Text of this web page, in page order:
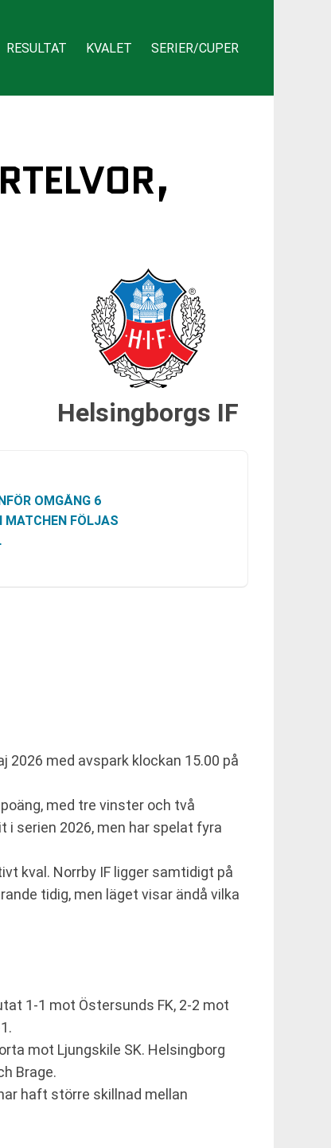
RESULTAT KVALET SERIER/CUPER
Helsingborgs IF
OMGÅNG 6
MATCHEN FÖLJAS
2026 med avspark klockan 15.00 på
med tre vinster och två
i serien 2026, men har spelat fyra
kval. Norrby IF ligger samtidigt på
tidig, men läget visar ändå vilka
1-1 mot Östersunds FK, 2-2 mot
mot Ljungskile SK. Helsingborg
Brage.
haft större skillnad mellan